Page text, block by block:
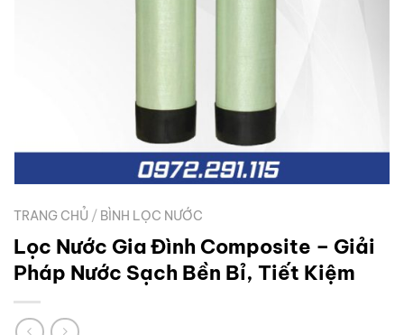
TRANG CHỦ / BÌNH LỌC NƯỚC
Lọc Nước Gia Đình Composite – Giải
Pháp Nước Sạch Bền Bỉ, Tiết Kiệm